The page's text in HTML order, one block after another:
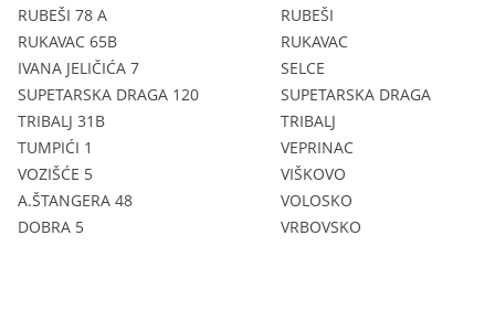
RUBEŠI 78 A
RUBEŠI
RUKAVAC 65B
RUKAVAC
IVANA JELIČIĆA 7
SELCE
SUPETARSKA DRAGA 120
SUPETARSKA DRAGA
TRIBALJ 31B
TRIBALJ
TUMPIĆI 1
VEPRINAC
VOZIŠĆE 5
VIŠKOVO
A.ŠTANGERA 48
VOLOSKO
DOBRA 5
VRBOVSKO